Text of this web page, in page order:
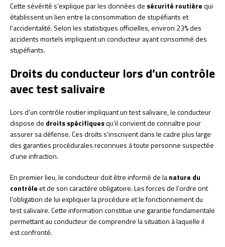
Cette sévérité s’explique par les données de sécurité routièrequi
établissent un lien entre la consommation de stupéfiants et
l’accidentalité. Selon les statistiques officielles, environ 23% des
accidents mortels impliquent un conducteur ayant consommé des
stupéfiants.
Droits du conducteur lors d’un contrôle
avec test salivaire
Lors d’un contrôle routier impliquant un test salivaire, le conducteur
dispose de droits spécifiquesqu’il convient de connaître pour
assurer sa défense. Ces droits s’inscrivent dans le cadre plus large
des garanties procédurales reconnues à toute personne suspectée
d’une infraction.
En premier lieu, le conducteur doit être informé de lanature du
contrôleet de son caractère obligatoire. Les forces de l’ordre ont
l’obligation de lui expliquer la procédure et le fonctionnement du
test salivaire. Cette information constitue une garantie fondamentale
permettant au conducteur de comprendre la situation à laquelle il
est confronté.